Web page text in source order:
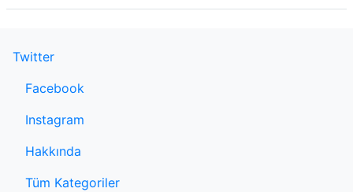
Twitter
Facebook
Instagram
Hakkında
Tüm Kategoriler